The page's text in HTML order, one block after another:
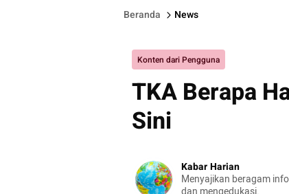
Beranda News
Konten dari Pengguna
TKA Berapa
Sini
Kabar Harian
Menyajikan beragam